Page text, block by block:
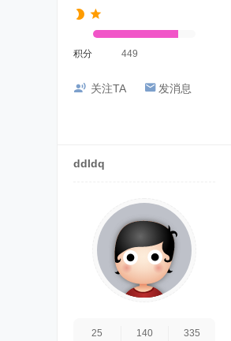
积分 449
关注TA 发消息
ddldq
25
140
335